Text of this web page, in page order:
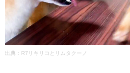
出典： R7リキリコとリムタクーノ